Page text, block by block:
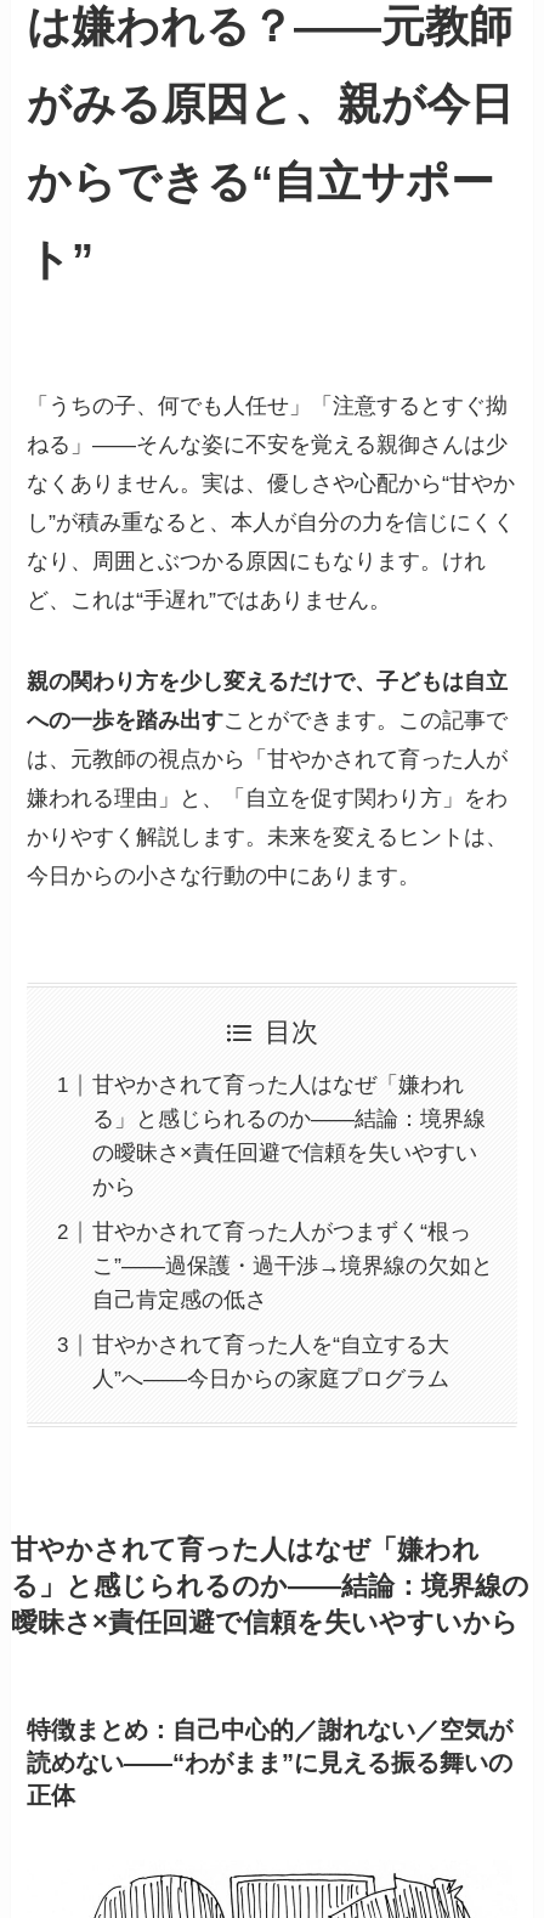
は嫌われる？——元教師
がみる原因と、親が今日
からできる“自立サポー
ト”
「うちの子、何でも人任せ」「注意するとすぐ拗
ねる」——そんな姿に不安を覚える親御さんは少
なくありません。実は、優しさや心配から“甘やか
し”が積み重なると、本人が自分の力を信じにくく
なり、周囲とぶつかる原因にもなります。けれ
ど、これは“手遅れ”ではありません。
親の関わり方を少し変えるだけで、子どもは自立
への一歩を踏み出すことができます。この記事で
は、元教師の視点から「甘やかされて育った人が
嫌われる理由」と、「自立を促す関わり方」をわ
かりやすく解説します。未来を変えるヒントは、
今日からの小さな行動の中にあります。
目次
甘やかされて育った人はなぜ「嫌われ
る」と感じられるのか——結論：境界線
の曖昧さ×責任回避で信頼を失いやすい
から
甘やかされて育った人がつまずく“根っ
こ”——過保護・過干渉→境界線の欠如と
自己肯定感の低さ
甘やかされて育った人を“自立する大
人”へ——今日からの家庭プログラム
甘やかされて育った人はなぜ「嫌われ
る」と感じられるのか——結論：境界線の
曖昧さ×責任回避で信頼を失いやすいから
特徴まとめ：自己中心的／謝れない／空気が
読めない——“わがまま”に見える振る舞いの
正体